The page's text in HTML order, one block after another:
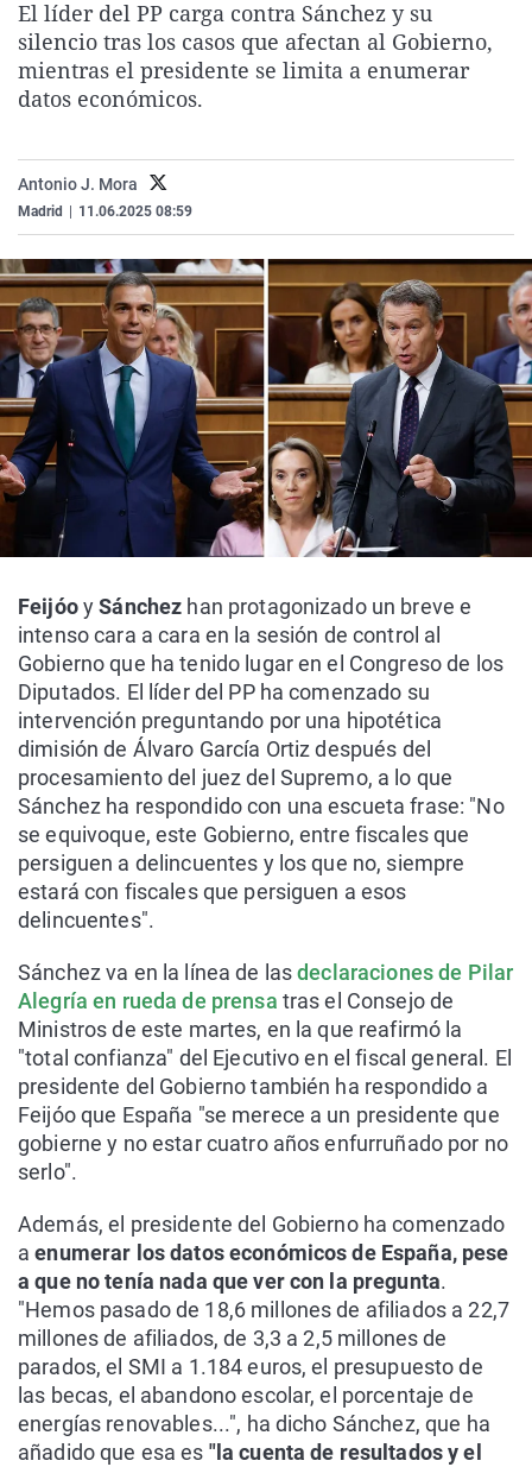
La rosa de los vientos
Gente viajera
Caso
Retornados
Extremadura
Galicia
Virales
Televisión
El líder del PP carga contra Sánchez y su
silencio tras los casos que afectan al Gobierno,
mientras el presidente se limita a enumerar
datos económicos.
Antonio J. Mora
Madrid 11.06.2025 08:59
FeijóoySánchez han protagonizado un breve e
intenso cara a cara en la sesión de control al
Gobierno que ha tenido lugar en el Congreso de los
Diputados. El líder del PP ha comenzado su
intervención preguntando por una hipotética
dimisión de Álvaro García Ortiz después del
procesamiento del juez del Supremo, a lo que
Sánchez ha respondido con una escueta frase: "No
se equivoque, este Gobierno, entre fiscales que
persiguen a delincuentes y los que no, siempre
estará con fiscales que persiguen a esos
delincuentes".
Sánchez va en la línea de lasdeclaraciones de Pilar
Alegría en rueda de prensa tras el Consejo de
Ministros de este martes, en la que reafirmó la
"total confianza" del Ejecutivo en el fiscal general. El
presidente del Gobierno también ha respondido a
Feijóo que España "se merece a un presidente que
gobierne y no estar cuatro años enfurruñado por no
serlo".
Además, el presidente del Gobierno ha comenzado
aenumerar los datos económicos de España, pese
a que no tenía nada que ver con la pregunta.
"Hemos pasado de 18,6 millones de afiliados a 22,7
millones de afiliados, de 3,3 a 2,5 millones de
parados, el SMI a 1.184 euros, el presupuesto de
las becas, el abandono escolar, el porcentaje de
energías renovables...", ha dicho Sánchez, que ha
añadido que esa es "la cuenta de resultados y el